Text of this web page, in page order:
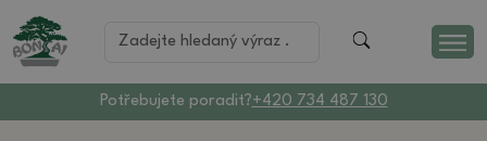
Potřebujete poradit?+420 734 487 130